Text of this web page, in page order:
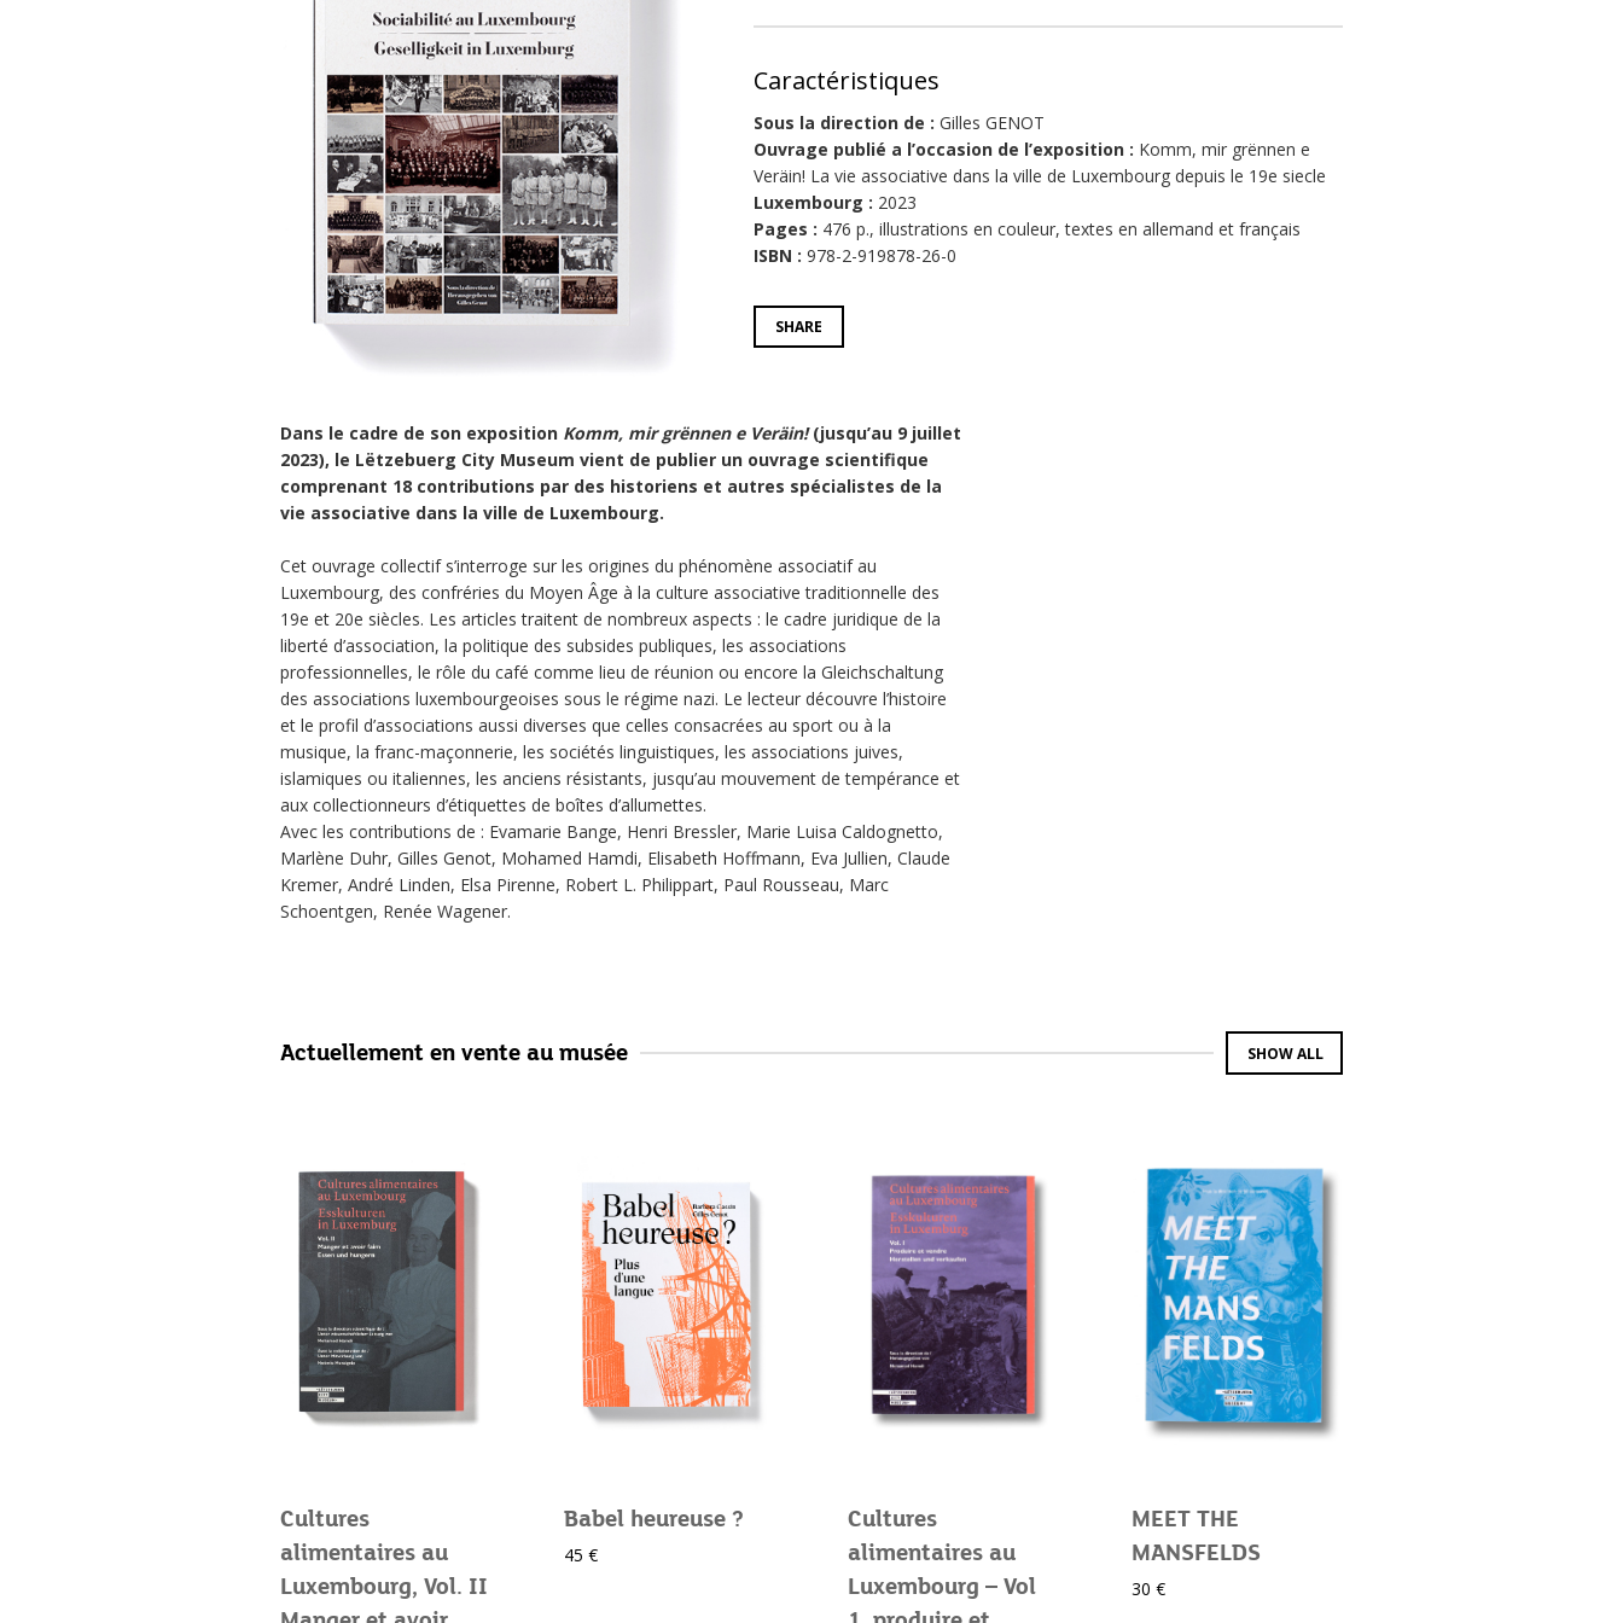
Caractéristiques
Sous la direction de : Gilles GENOT
Ouvrage publié a l’occasion de l’exposition : Komm, mir grënnen e
Veräin! La vie associative dans la ville de Luxembourg depuis le 19e siecle
Luxembourg : 2023
Pages : 476 p., illustrations en couleur, textes en allemand et français
ISBN : 978-2-919878-26-0
SHARE
Dans le cadre de son exposition Komm, mir grënnen e Veräin!(jusqu’au 9 juillet
2023), le Lëtzebuerg City Museum vient de publier un ouvrage scientifique
comprenant 18 contributions par des historiens et autres spécialistes de la
vie associative dans la ville de Luxembourg.
Cet ouvrage collectif s’interroge sur les origines du phénomène associatif au
Luxembourg, des confréries du Moyen Âge à la culture associative traditionnelle des
19e et 20e siècles. Les articles traitent de nombreux aspects : le cadre juridique de la
liberté d’association, la politique des subsides publiques, les associations
professionnelles, le rôle du café comme lieu de réunion ou encore la Gleichschaltung
des associations luxembourgeoises sous le régime nazi. Le lecteur découvre l’histoire
et le profil d’associations aussi diverses que celles consacrées au sport ou à la
musique, la franc-maçonnerie, les sociétés linguistiques, les associations juives,
islamiques ou italiennes, les anciens résistants, jusqu’au mouvement de tempérance et
aux collectionneurs d’étiquettes de boîtes d’allumettes.
Avec les contributions de : Evamarie Bange, Henri Bressler, Marie Luisa Caldognetto,
Marlène Duhr, Gilles Genot, Mohamed Hamdi, Elisabeth Hoffmann, Eva Jullien, Claude
Kremer, André Linden, Elsa Pirenne, Robert L. Philippart, Paul Rousseau, Marc
Schoentgen, Renée Wagener.
Actuellement en vente au musée SHOW ALL
Cultures
alimentaires au
Luxembourg, Vol. II
Babel heureuse ?
45 €
Cultures
alimentaires au
Luxembourg – Vol
MEET THE
MANSFELDS
30 €